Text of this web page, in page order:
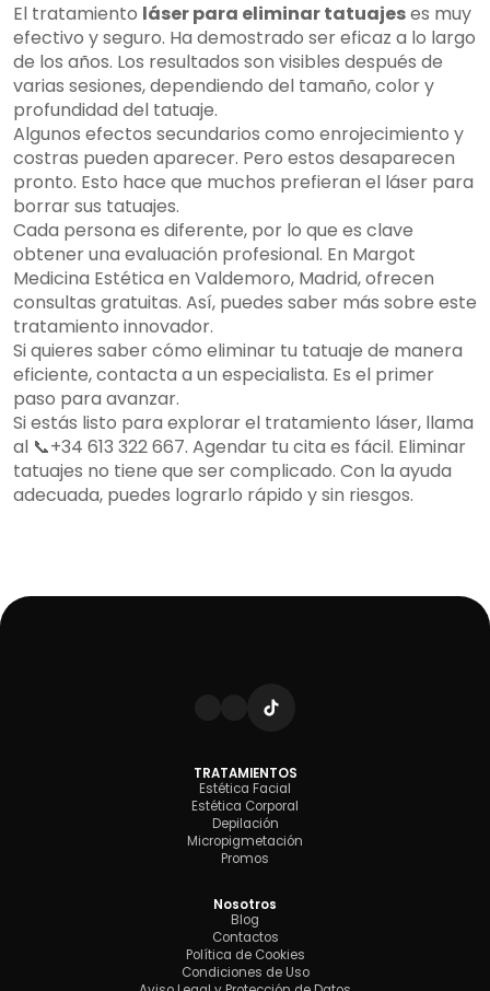
El tratamiento láser para eliminar tatuajeses muy
efectivo y seguro. Ha demostrado ser eficaz a lo largo
de los años. Los resultados son visibles después de
varias sesiones, dependiendo del tamaño, color y
profundidad del tatuaje.
Algunos efectos secundarios como enrojecimiento y
costras pueden aparecer. Pero estos desaparecen
pronto. Esto hace que muchos prefieran el láser para
borrar sus tatuajes.
Cada persona es diferente, por lo que es clave
obtener una evaluación profesional. En Margot
Medicina Estética en Valdemoro, Madrid, ofrecen
consultas gratuitas. Así, puedes saber más sobre este
tratamiento innovador.
Si quieres saber cómo eliminar tu tatuaje de manera
eficiente, contacta a un especialista. Es el primer
paso para avanzar.
Si estás listo para explorar el tratamiento láser, llama
al 📞+34 613 322 667. Agendar tu cita es fácil. Eliminar
tatuajes no tiene que ser complicado. Con la ayuda
adecuada, puedes lograrlo rápido y sin riesgos.
TRATAMIENTOS
Estética Facial
Estética Corporal
Depilación
Micropigmetación
Promos
Nosotros
Blog
Contactos
Política de Cookies
Condiciones de Uso